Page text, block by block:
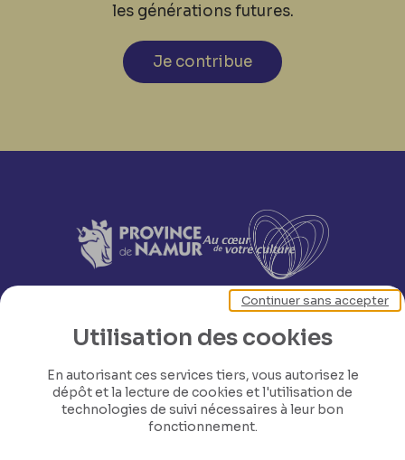
les générations futures.
Je contribue
Utilisation des cookies
En autorisant ces services tiers, vous autorisez le
dépôt et la lecture de cookies et l'utilisation de
technologies de suivi nécessaires à leur bon
fonctionnement.
Continuer sans accepter